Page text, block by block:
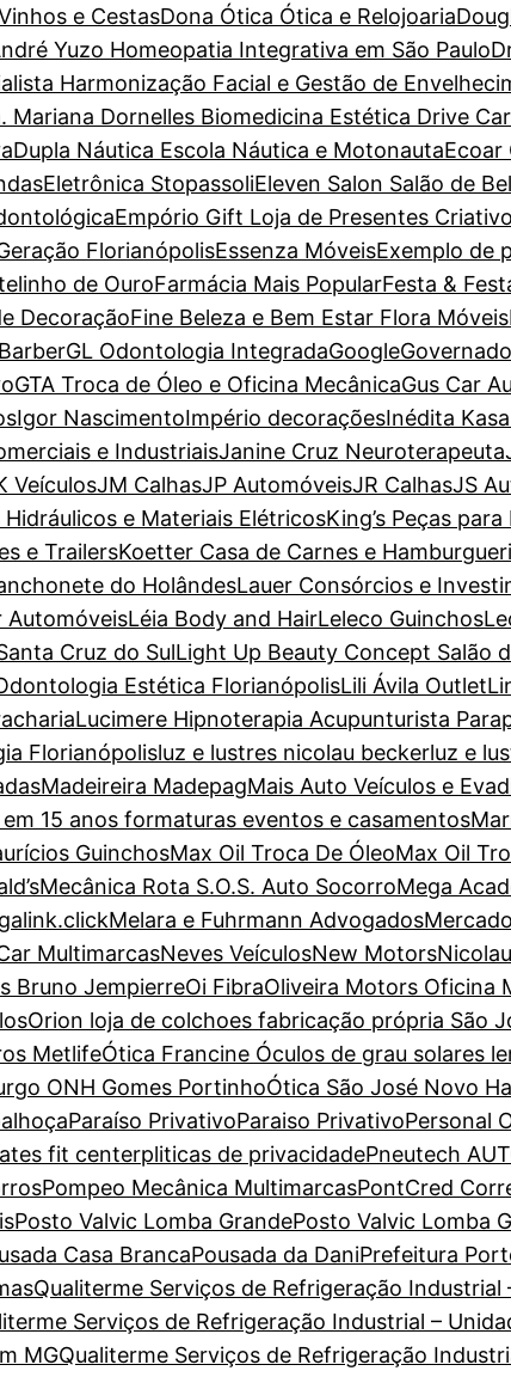
e CestasDona Ótica Ótica e Relojoaria
Yuzo Homeopatia Integrativa em São Paulo
Harmonização Facial e Gestão de
Mariana Dornelles Biomedicina Estética Drive
Dupla Náutica Escola Náutica e MotonautaEcoar
Eletrônica StopassoliEleven Salon Salão de
Empório Gift Loja de Presentes
FlorianópolisEssenza MóveisExemplo de
de OuroFarmácia Mais PopularFesta &
DecoraçãoFine Beleza e Bem Estar Flora Móveis
GL Odontologia IntegradaGoogle
GTA Troca de Óleo e Oficina MecânicaGus Car
Igor NascimentoImpério decoraçõesInédita
e IndustriaisJanine Cruz Neuroterapeuta
VeículosJM CalhasJP AutomóveisJR CalhasJS
e Materiais ElétricosKing’s Peças
e TrailersKoetter Casa de Carnes e
do HolândesLauer Consórcios e
AutomóveisLéia Body and HairLeleco Guinchos
Cruz do SulLight Up Beauty Concept Salão
Estética FlorianópolisLili Ávila Outlet
Lucimere Hipnoterapia Acupunturista
Florianópolisluz e lustres nicolau beckerluz e
Madeireira MadepagMais Auto Veículos e
15 anos formaturas eventos e casamentos
GuinchosMax Oil Troca De ÓleoMax Oil
Mecânica Rota S.O.S. Auto SocorroMega
Melara e Fuhrmann Advogados
MultimarcasNeves VeículosNew Motors
Bruno JempierreOi FibraOliveira Motors Oficina
Orion loja de colchoes fabricação própria São
MetlifeÓtica Francine Óculos de grau solares
ONH Gomes PortinhoÓtica São José Novo
Paraíso PrivativoParaiso PrivativoPersonal
fit centerpliticas de privacidadePneutech
Pompeo Mecânica MultimarcasPontCred
Posto Valvic Lomba GrandePosto Valvic Lomba
Casa BrancaPousada da DaniPrefeitura
Qualiterme Serviços de Refrigeração Industrial
Serviços de Refrigeração Industrial –
MGQualiterme Serviços de Refrigeração